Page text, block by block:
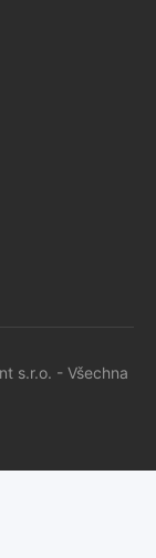
s.r.o. - Všechna